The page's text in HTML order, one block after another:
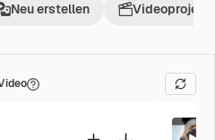
Neu erstellen Videoprojekt